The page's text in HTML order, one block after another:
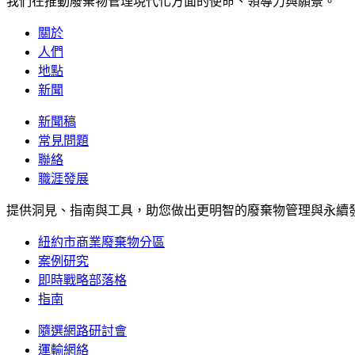
關於
人們
地點
新聞
新聞稿
常見問題
聯絡
職涯發展
提供洞見、指南與工具，助您做出更明智的廢棄物管理與永續
紐約市商業廢棄物分區
案例研究
即時戰略部落格
指南
隨選網路研討會
運輸網絡